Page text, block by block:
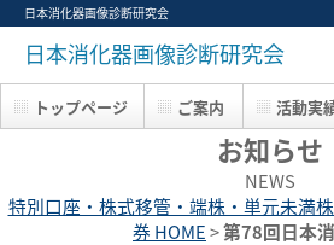
日本消化器画像診断研究会
日本消化器画像診断研究会
トップページ ご案内 活動実
お知らせ
NEWS
特別口座・株式移管・端株・単元未満
券 HOME>第78回日本